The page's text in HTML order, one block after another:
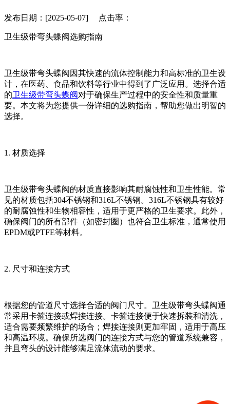
发布日期：[2025-05-07] 点击率：
卫生级带弯头蝶阀选购指南
卫生级带弯头蝶阀因其快速的流体控制能力和高标准的卫生设
计，在医药、食品和饮料等行业中得到了广泛应用。选择合适
的卫生级带弯头蝶阀对于确保生产过程中的安全性和质量重
要。本文将为您提供一份详细的选购指南，帮助您做出明智的
选择。
1. 材质选择
卫生级带弯头蝶阀的材质直接影响其耐腐蚀性和卫生性能。常
见的材质包括304不锈钢和316L不锈钢。316L不锈钢具有较好
的耐腐蚀性和生物相容性，适用于更严格的卫生要求。此外，
确保阀门的所有部件（如密封圈）也符合卫生标准，通常使用
EPDM或PTFE等材料。
2. 尺寸和连接方式
根据您的管道尺寸选择合适的阀门尺寸。卫生级带弯头蝶阀通
常采用卡箍连接或焊接连接。卡箍连接便于快速拆装和清洗，
适合需要频繁维护的场合；焊接连接则更加牢固，适用于高压
和高温环境。确保所选阀门的连接方式与您的管道系统兼容，
并且弯头的设计能够满足流体流动的要求。